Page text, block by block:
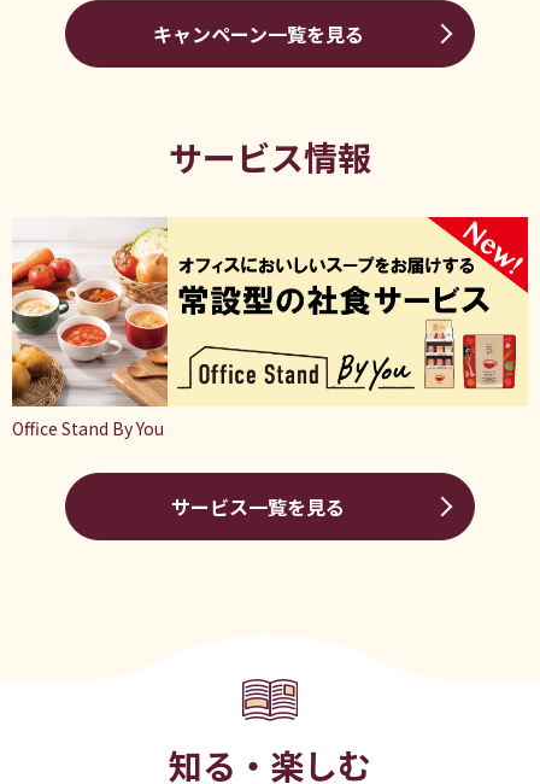
キャンペーン一覧を見る
サービス情報
Office Stand By You
サービス一覧を見る
知る・楽しむ